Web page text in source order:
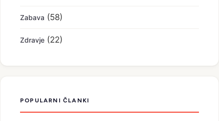
Zabava (58)
Zdravje (22)
POPULARNI ČLANKI